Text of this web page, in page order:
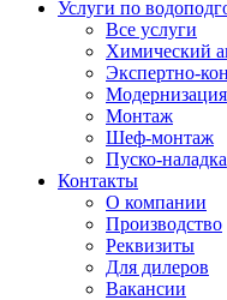
Услуги по
Все услуги
Химический
Экспертно-
Монтаж
Шеф-монтаж
Пуско-наладка
Контакты
О компании
Производство
Реквизиты
Для дилеров
Вакансии